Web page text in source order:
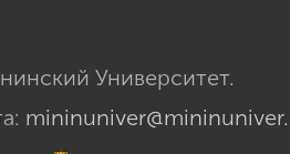
Университет.